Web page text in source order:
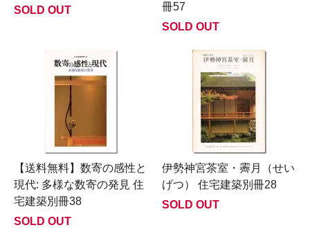
SOLD OUT
冊57
SOLD OUT
【送料無料】数寄の感性と
現代: 多様な数寄の発見 住
宅建築別冊38
SOLD OUT
伊勢神宮茶室・霽月（せい
げつ） 住宅建築別冊28
SOLD OUT